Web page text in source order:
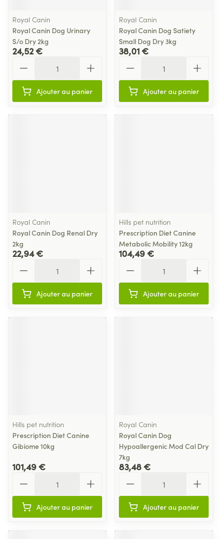
Royal Canin
Royal Canin Dog Urinary
S/o Dry 2kg
24,52 €
Ajouter au panier
Royal Canin
Royal Canin Dog Satiety
Small Dog Dry 3kg
38,01 €
Ajouter au panier
Royal Canin
Royal Canin Dog Renal Dry
2kg
22,94 €
Ajouter au panier
Hills pet nutrition
Prescription Diet Canine
Metabolic Mobility 12kg
104,49 €
Ajouter au panier
Hills pet nutrition
Prescription Diet Canine
Gibiome 10kg
101,49 €
Ajouter au panier
Royal Canin
Royal Canin Dog
Hypoallergenic Mod Cal Dry
7kg
83,48 €
Ajouter au panier